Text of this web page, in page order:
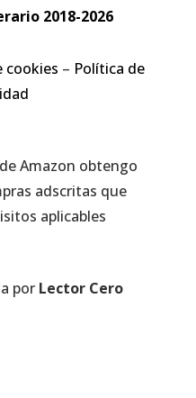
2018-2026
cookies – Política de
Amazon obtengo
adscritas que
aplicables
por Lector Cero